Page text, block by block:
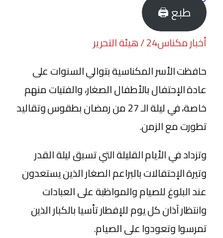
طبع 🖨
أخبار مكناس24 / هيئة التحرير
حافظت الأسر المكناسية بتوالي السنوات على
عادة الإحتفال بالأطفال الصغار، والفتيات منهم
خاصة، في ليلة الـ 27 من رمضان بطقوس وتقاليد
تطورت مع الزمن.
وتزداد في الأيام القليلة التي تسبق ليلة القدر
وتيرة الإحتفالات بالبراعم الصغار الذين يستعدون
عند البلوغ للصيام والمواظبة على العبادات
وانتظار آذان كل يوم للإفطار تأسيا بالكبار الذين
تمرسوا وتعودوا على الصيام.